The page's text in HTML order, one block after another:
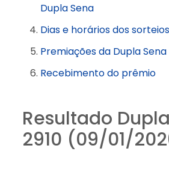
Dupla Sena
Dias e horários dos
Premiações da Dupla Sena
Recebimento do prêmio
Resultado
2910 (09/01/